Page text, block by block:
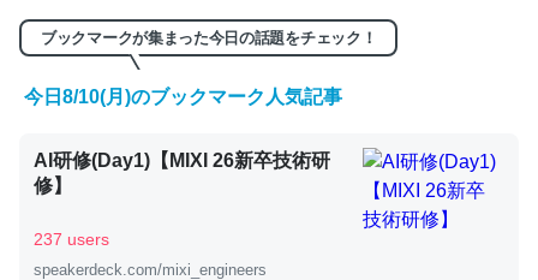
くらい。小説でいう「ずっと前の伏線」は回収されないけ
ど、短期記憶というには多い分量。進化すればするほど分
─GPTの仕組みと限界についての考察（１） - conceptualization
ブックマークが集まった今日の話題をチェック！
今日8/10(月)のブックマーク人気記事
AI研修(Day1)【MIXI 26新卒技術研
修】
237 users
speakerdeck.com/mixi_engineers